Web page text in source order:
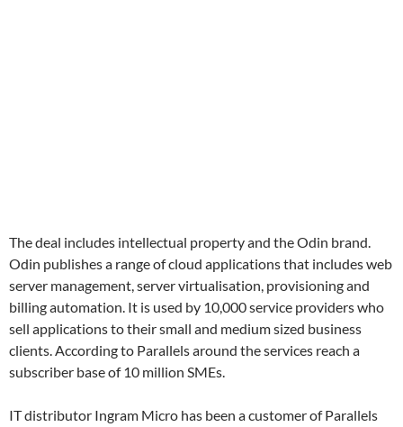
The deal includes intellectual property and the Odin brand.
Odin publishes a range of cloud applications that includes web
server management, server virtualisation, provisioning and
billing automation. It is used by 10,000 service providers who
sell applications to their small and medium sized business
clients. According to Parallels around the services reach a
subscriber base of 10 million SMEs.
IT distributor Ingram Micro has been a customer of Parallels